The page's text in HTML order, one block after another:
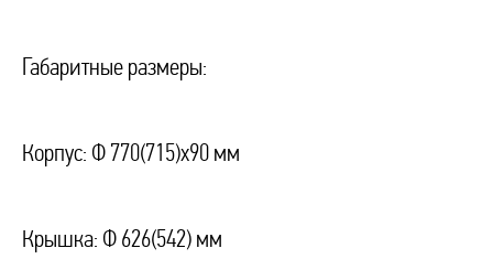
Габаритные размеры:
Корпус: Ф 770(715)х90 мм
Крышка: Ф 626(542) мм